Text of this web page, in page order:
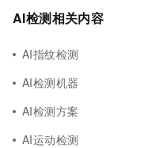
AI检测相关内容
AI指纹检测
AI检测机器
AI检测方案
AI运动检测